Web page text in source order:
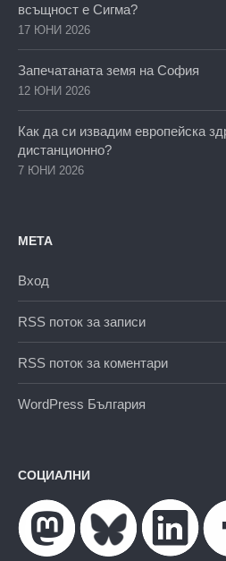
всъщност е Сигма?
17 ЮНИ 2026
Запечатаната земя на София
12 ЮНИ 2026
Как да си извадим европейска
дистанционно?
7 ЮНИ 2026
МЕТА
Вход
RSS поток за записи
RSS поток за коментари
WordPress България
СОЦИАЛНИ